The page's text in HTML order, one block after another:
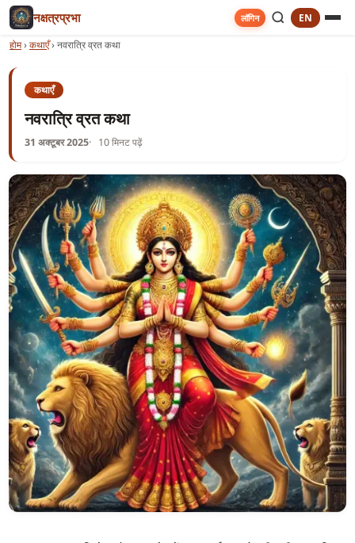
नक्षत्रप्रभा लॉगिन EN
होम›कथाएँ›नवरात्रि व्रत कथा
कथाएँ
नवरात्रि व्रत कथा
31 अक्टूबर 2025 10 मिनट पढ़ें